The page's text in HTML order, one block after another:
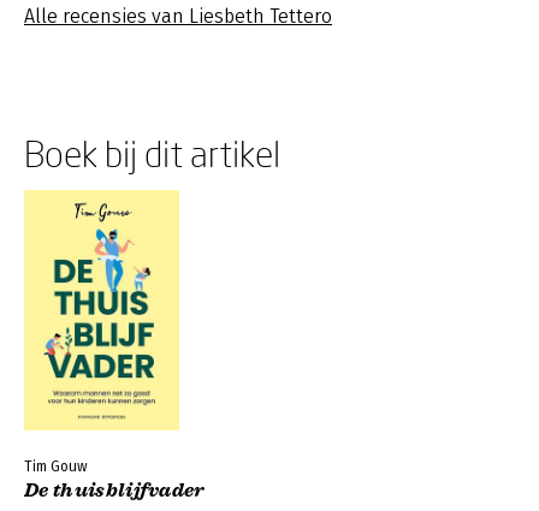
Alle recensies van Liesbeth Tettero
Boek bij dit artikel
Tim Gouw
De thuisblijfvader